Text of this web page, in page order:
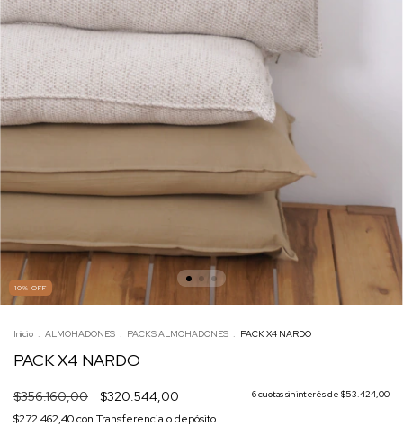
10% OFF
Inicio . ALMOHADONES . PACKS ALMOHADONES . PACK X4 NARDO
PACK X4 NARDO
$356.160,00 $320.544,00 6cuotas sin interés de $53.424,00
$272.462,40con Transferencia o depósito